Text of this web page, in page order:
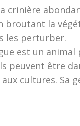
crinière
broutant la
les perturber.
est un
peuvent être
cultures. Sa